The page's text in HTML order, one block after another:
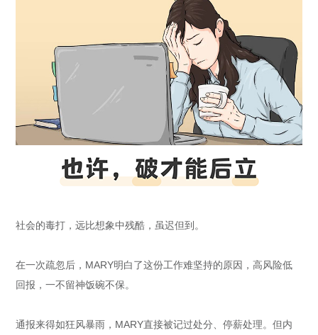
社会的毒打，远比想象中残酷，虽迟但到。
在一次疏忽后，MARY明白了这份工作难坚持的原因，高风险低
回报，一不留神饭碗不保。
通报来得如狂风暴雨，MARY直接被记过处分、停薪处理。但内